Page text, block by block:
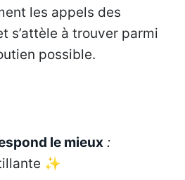
les appels des
s’attèle à trouver parmi
possible.
le mieux:
✨